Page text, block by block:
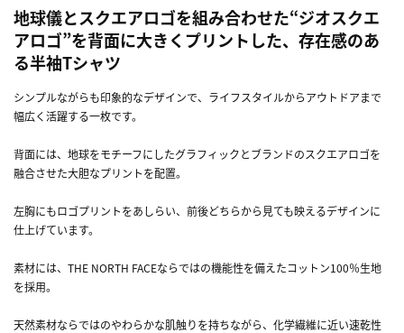
地球儀とスクエアロゴを組み合わせた“ジオスクエ
アロゴ”を背面に大きくプリントした、存在感のあ
る半袖Tシャツ
シンプルながらも印象的なデザインで、ライフスタイルからアウトドアまで
幅広く活躍する一枚です。
背面には、地球をモチーフにしたグラフィックとブランドのスクエアロゴを
融合させた大胆なプリントを配置。
左胸にもロゴプリントをあしらい、前後どちらから見ても映えるデザインに
仕上げています。
素材には、THE NORTH FACEならではの機能性を備えたコットン100％生地
を採用。
天然素材ならではのやわらかな肌触りを持ちながら、化学繊維に近い速乾性